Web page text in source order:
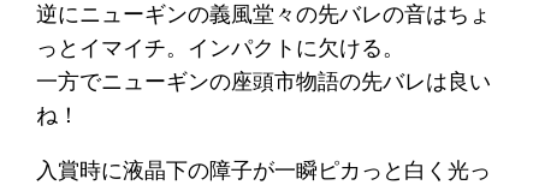
逆にニューギンの義風堂々の先バレの音はちょ
っとイマイチ。インパクトに欠ける。
一方でニューギンの座頭市物語の先バレは良い
ね！
入賞時に液晶下の障子が一瞬ピカっと白く光っ